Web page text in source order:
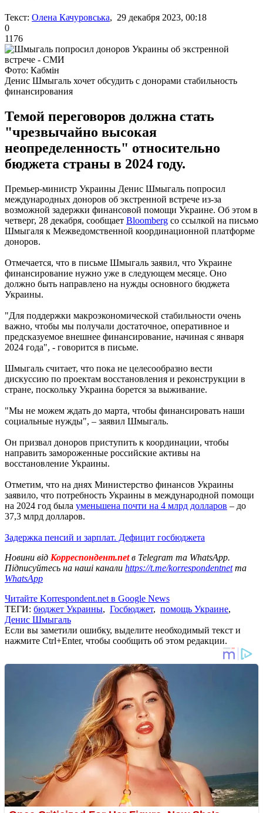
Текст: Олена Качуровська, 29 декабря 2023, 00:18
0
1176
Фото: Кабмін
Денис Шмыгаль хочет обсудить с донорами стабильность
финансирования
Темой переговоров должна стать
"чрезвычайно высокая
неопределенность" относительно
бюджета страны в 2024 году.
Премьер-министр Украины Денис Шмыгаль попросил
международных доноров об экстренной встрече из-за
возможной задержки финансовой помощи Украине. Об этом в
четверг, 28 декабря, сообщает Bloomberg со ссылкой на письмо
Шмыгаля к Межведомственной координационной платформе
доноров.
Отмечается, что в письме Шмыгаль заявил, что Украине
финансирование нужно уже в следующем месяце. Оно
должно быть направлено на нужды основного бюджета
Украины.
"Для поддержки макроэкономической стабильности очень
важно, чтобы мы получали достаточное, оперативное и
предсказуемое внешнее финансирование, начиная с января
2024 года", - говорится в письме.
Шмыгаль считает, что пока не целесообразно вести
дискуссию по проектам восстановления и реконструкции в
стране, поскольку Украина борется за выживание.
"Мы не можем ждать до марта, чтобы финансировать наши
социальные нужды", – заявил Шмыгаль.
Он призвал доноров приступить к координации, чтобы
направить замороженные российские активы на
восстановление Украины.
Отметим, что на днях Министерство финансов Украины
заявило, что потребность Украины в международной помощи
на 2024 год была уменьшена почти на 4 млрд долларов – до
37,3 млрд долларов.
Задержка пенсий и зарплат. Дефицит госбюджета
Новини від Корреспондент.netв Telegram та WhatsApp.
Підписуйтесь на наші канали https://t.me/korrespondentnetта
WhatsApp
Читайте Korrespondent.net в Google News
ТЕГИ: бюджет Украины, Госбюджет, помощь Украине,
Денис Шмыгаль
Если вы заметили ошибку, выделите необходимый текст и
нажмите Ctrl+Enter, чтобы сообщить об этом редакции.